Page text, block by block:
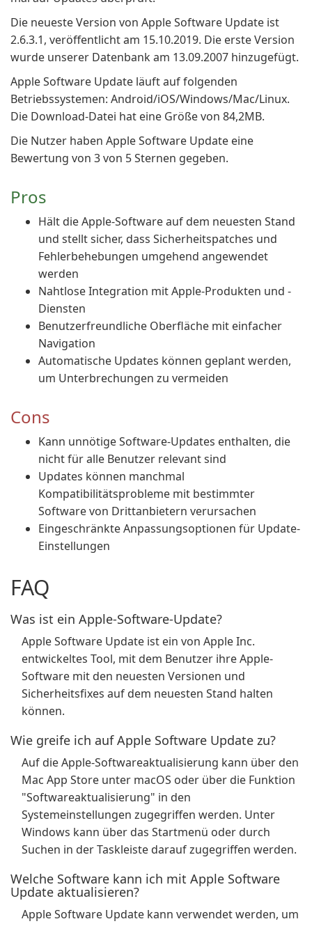
Die neueste Version von Apple Software Update ist
2.6.3.1, veröffentlicht am 15.10.2019. Die erste Version
wurde unserer Datenbank am 13.09.2007 hinzugefügt.
Apple Software Update läuft auf folgenden
Betriebssystemen: Android/iOS/Windows/Mac/Linux.
Die Download-Datei hat eine Größe von 84,2MB.
Die Nutzer haben Apple Software Update eine
Bewertung von 3 von 5 Sternen gegeben.
Pros
Hält die Apple-Software auf dem neuesten Stand
und stellt sicher, dass Sicherheitspatches und
Fehlerbehebungen umgehend angewendet
werden
Nahtlose Integration mit Apple-Produkten und -
Diensten
Benutzerfreundliche Oberfläche mit einfacher
Navigation
Automatische Updates können geplant werden,
um Unterbrechungen zu vermeiden
Cons
Kann unnötige Software-Updates enthalten, die
nicht für alle Benutzer relevant sind
Updates können manchmal
Kompatibilitätsprobleme mit bestimmter
Software von Drittanbietern verursachen
Eingeschränkte Anpassungsoptionen für Update-
Einstellungen
FAQ
Was ist ein Apple-Software-Update?
Apple Software Update ist ein von Apple Inc.
entwickeltes Tool, mit dem Benutzer ihre Apple-
Software mit den neuesten Versionen und
Sicherheitsfixes auf dem neuesten Stand halten
können.
Wie greife ich auf Apple Software Update zu?
Auf die Apple-Softwareaktualisierung kann über den
Mac App Store unter macOS oder über die Funktion
"Softwareaktualisierung" in den
Systemeinstellungen zugegriffen werden. Unter
Windows kann über das Startmenü oder durch
Suchen in der Taskleiste darauf zugegriffen werden.
Welche Software kann ich mit Apple Software
Update aktualisieren?
Apple Software Update kann verwendet werden, um